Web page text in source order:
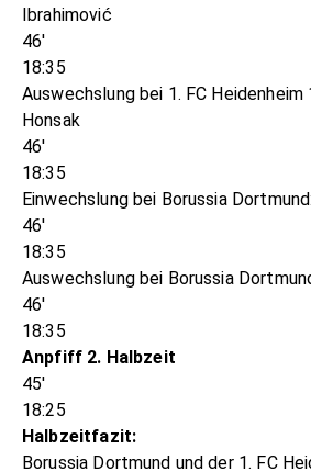
Ibrahimović
46'
18:35
Auswechslung bei 1. FC Heidenheim
Honsak
46'
18:35
Einwechslung bei Borussia
46'
18:35
Auswechslung bei Borussia
46'
18:35
Anpfiff 2. Halbzeit
45'
18:25
Halbzeitfazit:
Borussia Dortmund und der 1. FC